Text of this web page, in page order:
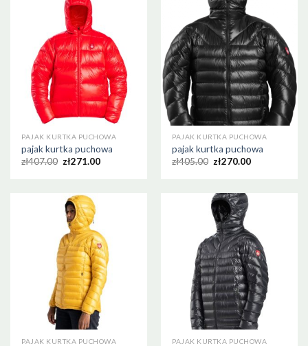
PAJAK KURTKA PUCHOWA
pajak kurtka puchowa
zł407.00 zł271.00
PAJAK KURTKA PUCHOWA
pajak kurtka puchowa
zł405.00 zł270.00
PAJAK KURTKA PUCHOWA PAJAK KURTKA PUCHOWA